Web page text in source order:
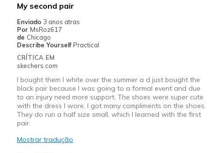
Width
Sizing
Feels true to size
View On Shoes
My second pair
Enviado 3 anos atras
Por MsRoz617
de Chicago
Describe Yourself Practical
CRÍTICA EM
skechers.com
I bought them I white over the summer a d just bought the
black pair because I was going to a formal event and due
to an injury need more support. The shoes were super cute
with the dress I wore. I got many compliments on the shoes.
They do run a half size small, which I learned with the first
pair.
Mostrar tradução